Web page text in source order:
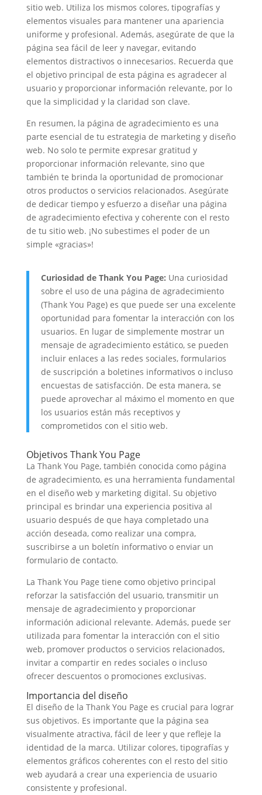
sitio web. Utiliza los mismos colores, tipografías y
elementos visuales para mantener una apariencia
uniforme y profesional. Además, asegúrate de que la
página sea fácil de leer y navegar, evitando
elementos distractivos o innecesarios. Recuerda que
el objetivo principal de esta página es agradecer al
usuario y proporcionar información relevante, por lo
que la simplicidad y la claridad son clave.
En resumen, la página de agradecimiento es una
parte esencial de tu estrategia de marketing y diseño
web. No solo te permite expresar gratitud y
proporcionar información relevante, sino que
también te brinda la oportunidad de promocionar
otros productos o servicios relacionados. Asegúrate
de dedicar tiempo y esfuerzo a diseñar una página
de agradecimiento efectiva y coherente con el resto
de tu sitio web. ¡No subestimes el poder de un
simple «gracias»!
Curiosidad de Thank You Page: Una curiosidad
sobre el uso de una página de agradecimiento
(Thank You Page) es que puede ser una excelente
oportunidad para fomentar la interacción con los
usuarios. En lugar de simplemente mostrar un
mensaje de agradecimiento estático, se pueden
incluir enlaces a las redes sociales, formularios
de suscripción a boletines informativos o incluso
encuestas de satisfacción. De esta manera, se
puede aprovechar al máximo el momento en que
los usuarios están más receptivos y
comprometidos con el sitio web.
Objetivos Thank You Page
La Thank You Page, también conocida como página
de agradecimiento, es una herramienta fundamental
en el diseño web y marketing digital. Su objetivo
principal es brindar una experiencia positiva al
usuario después de que haya completado una
acción deseada, como realizar una compra,
suscribirse a un boletín informativo o enviar un
formulario de contacto.
La Thank You Page tiene como objetivo principal
reforzar la satisfacción del usuario, transmitir un
mensaje de agradecimiento y proporcionar
información adicional relevante. Además, puede ser
utilizada para fomentar la interacción con el sitio
web, promover productos o servicios relacionados,
invitar a compartir en redes sociales o incluso
ofrecer descuentos o promociones exclusivas.
Importancia del diseño
El diseño de la Thank You Page es crucial para lograr
sus objetivos. Es importante que la página sea
visualmente atractiva, fácil de leer y que refleje la
identidad de la marca. Utilizar colores, tipografías y
elementos gráficos coherentes con el resto del sitio
web ayudará a crear una experiencia de usuario
consistente y profesional.